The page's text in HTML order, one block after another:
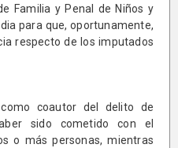
Familia y Penal de Niños y
para que, oportunamente,
respecto de los imputados
coautor del delito de
sido cometido con el
o más personas, mientras